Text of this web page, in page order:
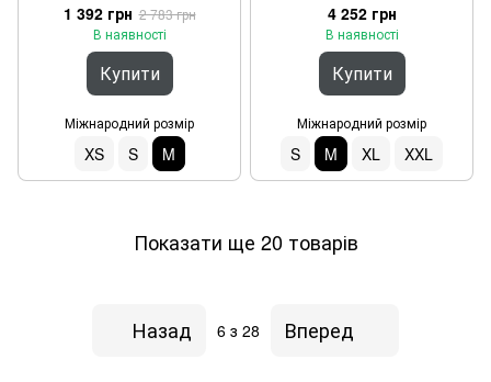
1 392 грн 2 783 грн
В наявності
Купити
Міжнародний розмір
XS S M
4 252 грн
В наявності
Купити
Міжнародний розмір
S M XL XXL
Показати ще 20 товарів
Назад 6 з 28 Вперед